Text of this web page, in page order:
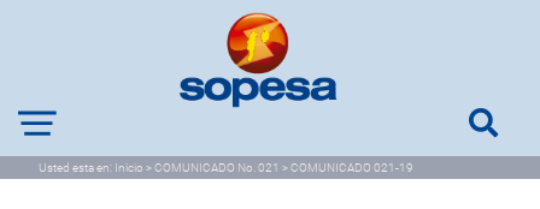
Usted esta en: Inicio > COMUNICADO No. 021 > COMUNICADO 021-19